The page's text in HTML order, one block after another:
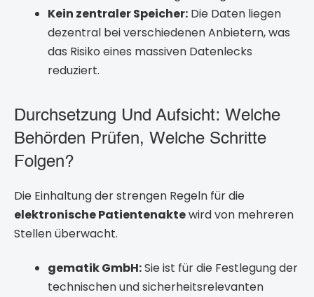
Kein zentraler Speicher: Die Daten liegen
dezentral bei verschiedenen Anbietern, was
das Risiko eines massiven Datenlecks
reduziert.
Durchsetzung Und Aufsicht: Welche
Behörden Prüfen, Welche Schritte
Folgen?
Die Einhaltung der strengen Regeln für die
elektronische Patientenaktewird von mehreren
Stellen überwacht.
gematik GmbH:Sie ist für die Festlegung der
technischen und sicherheitsrelevanten